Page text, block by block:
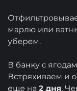
марлю или
уберем.
В банку с
Встряхиваем и
еще на 2 дня.